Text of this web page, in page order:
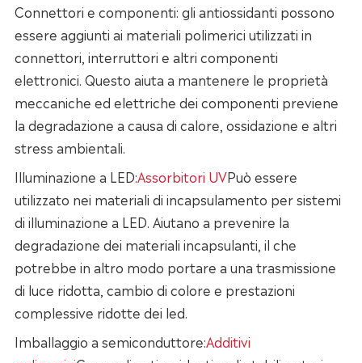
Connettori e componenti: gli antiossidanti possono
essere aggiunti ai materiali polimerici utilizzati in
connettori, interruttori e altri componenti
elettronici. Questo aiuta a mantenere le proprietà
meccaniche ed elettriche dei componenti previene
la degradazione a causa di calore, ossidazione e altri
stress ambientali.
Illuminazione a LED:Assorbitori UVPuò essere
utilizzato nei materiali di incapsulamento per sistemi
di illuminazione a LED. Aiutano a prevenire la
degradazione dei materiali incapsulanti, il che
potrebbe in altro modo portare a una trasmissione
di luce ridotta, cambio di colore e prestazioni
complessive ridotte dei led.
Imballaggio a semiconduttore:Additivi